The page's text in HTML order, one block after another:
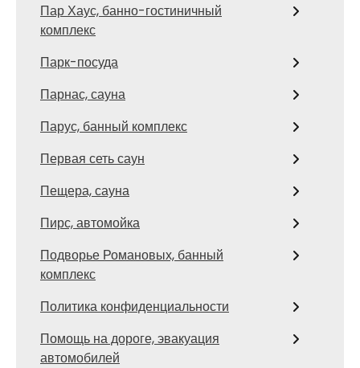
Пар Хаус, банно-гостиничный
комплекс
Парк-посуда
Парнас, сауна
Парус, банный комплекс
Первая сеть саун
Пещера, сауна
Пирс, автомойка
Подворье Романовых, банный
комплекс
Политика конфиденциальности
Помощь на дороге, эвакуация
автомобилей